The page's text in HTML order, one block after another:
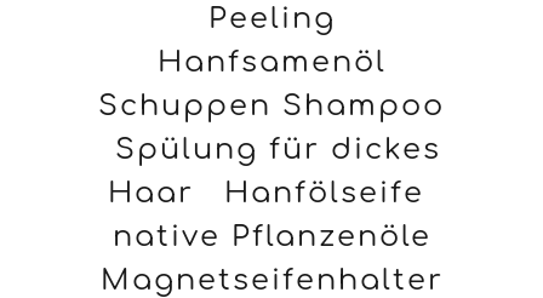
Peeling
Hanfsamenöl
Schuppen Shampoo
Spülung für dickes
Haar
Hanfölseife
native Pflanzenöle
Magnetseifenhalter